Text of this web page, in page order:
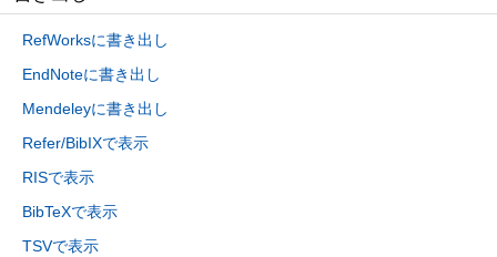
RefWorksに書き出し
EndNoteに書き出し
Mendeleyに書き出し
Refer/BibIXで表示
RISで表示
BibTeXで表示
TSVで表示